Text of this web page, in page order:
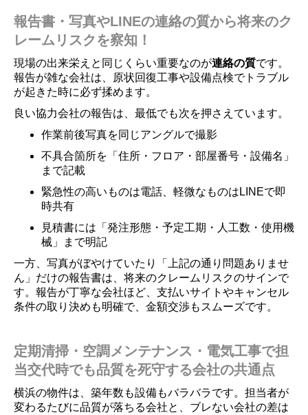
報告書・写真やLINEの連絡の質から将来のク
レームリスクを察知！
現場の出来栄えと同じくらい重要なのが連絡の質です。
報告が雑な会社は、原状回復工事や設備点検でトラブル
が起きた時に必ず揉めます。
良い協力会社の報告は、最低でも次を押さえています。
作業前後写真を同じアングルで撮影
不具合箇所を「住所・フロア・部屋番号・設備名」
まで記載
緊急性の高いものは電話、軽微なものはLINEで即
時共有
見積書には「発注形態・予定工期・人工数・使用機
械」まで明記
一方、写真がぼやけていたり「上記の通り問題ありませ
ん」だけの報告書は、将来のクレームリスクのサインで
す。報告が丁寧な会社ほど、支払いサイトやキャンセル
条件の取り決めも明確で、金額交渉もスムーズです。
定期清掃・空調メンテナンス・電気工事で担
当交代時でも品質を死守する会社の共通点
横浜の物件は、築年数も設備もバラバラです。担当者が
変わるたびに品質が落ちる会社と、ブレない会社の差は